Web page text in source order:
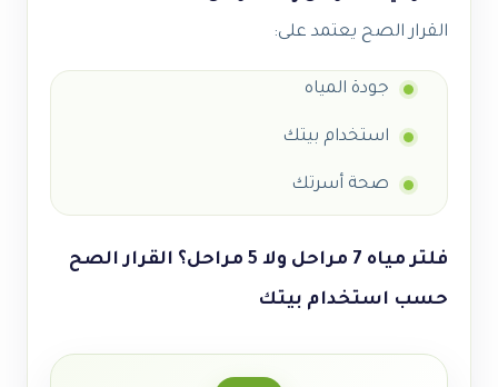
القرار الصح يعتمد على:
جودة المياه
استخدام بيتك
صحة أسرتك
فلتر مياه 7 مراحل ولا 5 مراحل؟ القرار الصح
حسب استخدام بيتك